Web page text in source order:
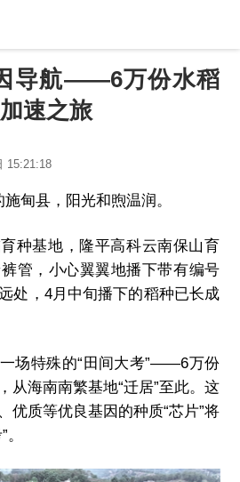
导航——6万份水稻
速之旅
15:21:18
甸县，阳光和煦温润。
种基地，隆平高科云南保山育
管，小心翼翼地播下带有编号
处，4月中旬播下的稻种已长成
场特殊的“田间大考”——6万份
从海南南繁基地“迁居”至此。这
优质等优良基因的种质“芯片”将